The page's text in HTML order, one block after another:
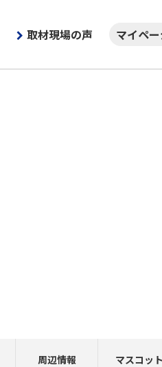
取材現場の声
マイペ
周辺情報 マスコット